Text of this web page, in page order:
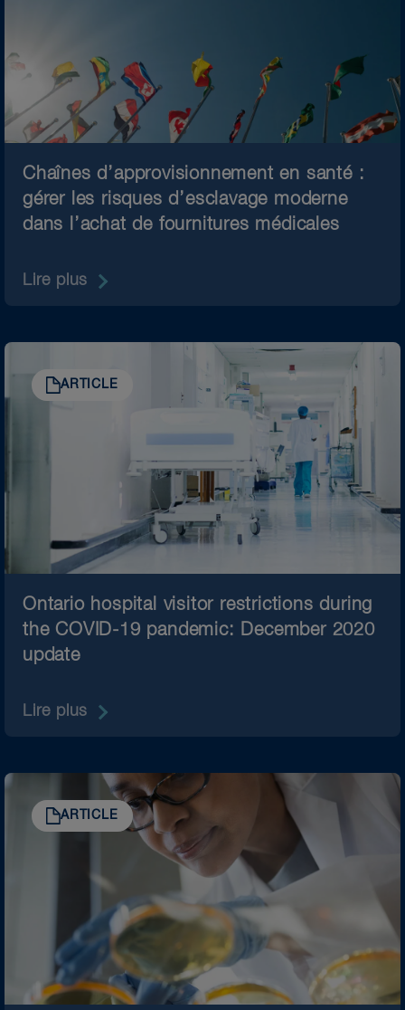
Chaînes d’approvisionnement en santé :
gérer les risques d’esclavage moderne
dans l’achat de fournitures médicales
Lire plus
ARTICLE
Ontario hospital visitor restrictions during
the COVID-19 pandemic: December 2020
update
Lire plus
ARTICLE